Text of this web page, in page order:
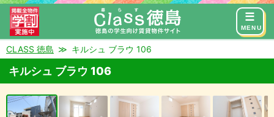
MENU
来店予約 お問い合わせ
CLASS 徳島 キルシュ ブラウ 106
キルシュ ブラウ 106